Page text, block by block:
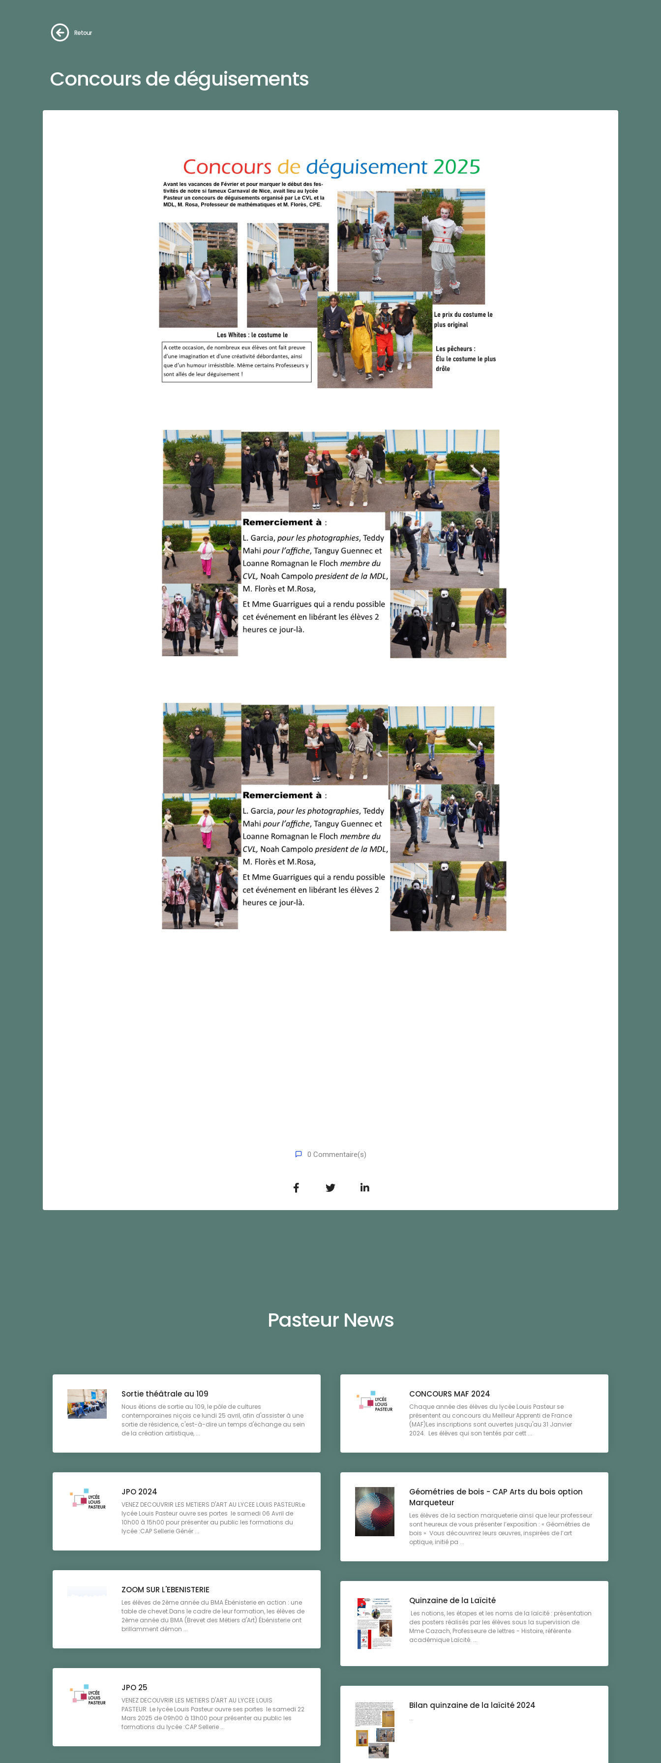
Retour
Concours de déguisements
0 Commentaire(s)
Pasteur News
Sortie théâtrale au 109
Nous étions de sortie au 109, le pôle de cultures
contemporaines niçois ce lundi 25 avril, afin d'assister à une
sortie de résidence, c'est-à-dire un temps d'échange au sein
de la création artistique, ...
CONCOURS MAF 2024
Chaque année des élèves du lycée Louis Pasteur se
présentent au concours du Meilleur Apprenti de France
(MAF)Les inscriptions sont ouvertes jusqu'au 31 Janvier
2024. Les élèves qui son tentés par cett ...
JPO 2024
VENEZ DECOUVRIR LES METIERS D'ART AU LYCEE LOUIS PASTEURLe
lycée Louis Pasteur ouvre ses portes le samedi 06 Avril de
10h00 à 15h00 pour présenter au public les formations du
lycée :CAP Sellerie Génér ...
Géométries de bois - CAP Arts du bois option
Marqueteur
Les élèves de la section marqueterie ainsi que leur professeur
sont heureux de vous présenter l’exposition : « Géométries de
bois » Vous découvrirez leurs œuvres, inspirées de l’art
optique, initié pa ...
ZOOM SUR L'EBENISTERIE
Les élèves de 2ème année du BMA Ébénisterie en action : une
table de chevet.Dans le cadre de leur formation, les élèves de
2ème année du BMA (Brevet des Métiers d'Art) Ébénisterie ont
brillamment démon ...
Quinzaine de la Laïcité
Les notions, les étapes et les noms de la laïcité : présentation
des posters réalisés par les élèves sous la supervision de
Mme Cazach, Professeure de lettres - Histoire, référente
académique Laïcité. ...
JPO 25
VENEZ DECOUVRIR LES METIERS D'ART AU LYCEE LOUIS
PASTEUR Le lycée Louis Pasteur ouvre ses portes le samedi 22
Mars 2025 de 09h00 à 13h00 pour présenter au public les
formations du lycée :CAP Sellerie ...
Bilan quinzaine de la laïcité 2024
...